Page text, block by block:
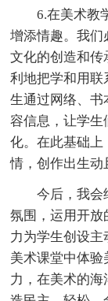
6.在美术教
增添情趣。我
文化的创造和传
利地把学和用联
生通过网络、书
容信息，让学生
化。在此基础
情，创作出生动
今后，我会
氛围，运用开放
力为学生创设
美术课堂中体
力，在美术的